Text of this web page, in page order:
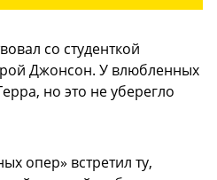
со студенткой
Джонсон. У влюбленных
но это не уберегло
опер» встретил ту,